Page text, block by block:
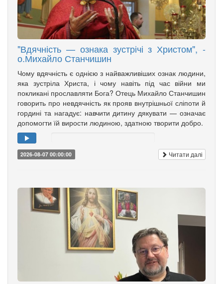
"Вдячність — ознака зустрічі з Христом", -
о.Михайло Станчишин
Чому вдячність є однією з найважливіших ознак людини,
яка зустріла Христа, і чому навіть під час війни ми
покликані прославляти Бога? Отець Михайло Станчишин
говорить про невдячність як прояв внутрішньої сліпоти й
гордині та нагадує: навчити дитину дякувати — означає
допомогти їй вирости людиною, здатною творити добро.
2026-08-07 00:00:00 Читати далі